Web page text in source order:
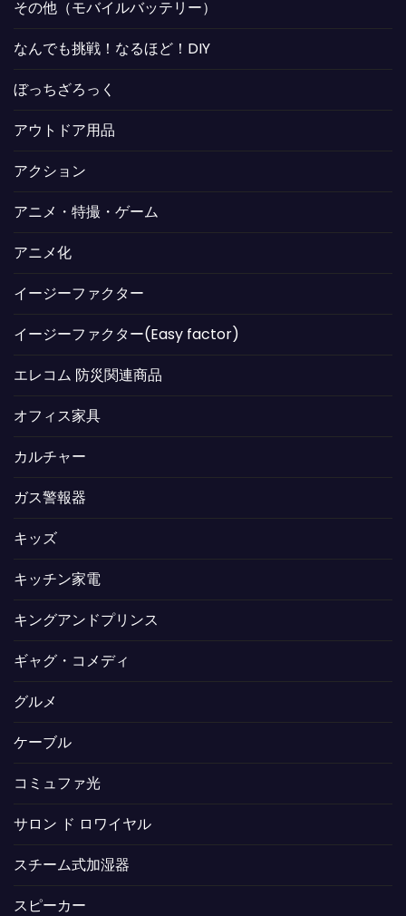
その他（モバイルバッテリー）
なんでも挑戦！なるほど！DIY
ぼっちざろっく
アウトドア用品
アクション
アニメ・特撮・ゲーム
アニメ化
イージーファクター
イージーファクター(Easy factor)
エレコム 防災関連商品
オフィス家具
カルチャー
ガス警報器
キッズ
キッチン家電
キングアンドプリンス
ギャグ・コメディ
グルメ
ケーブル
コミュファ光
サロン ド ロワイヤル
スチーム式加湿器
スピーカー